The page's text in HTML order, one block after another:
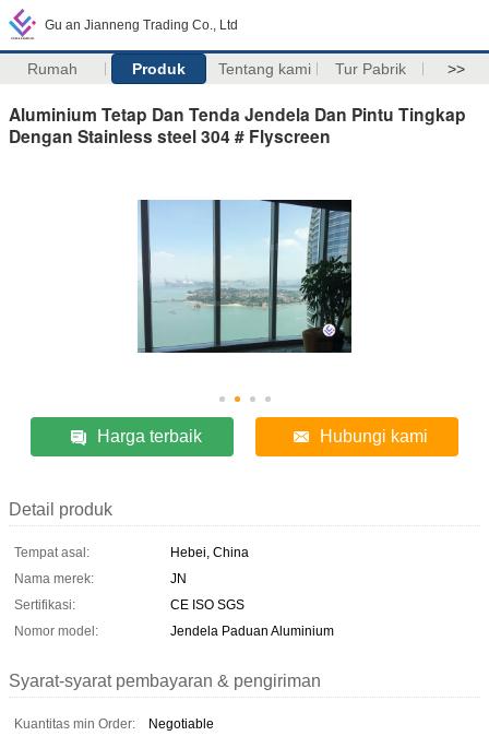
Gu an Jianneng Trading Co., Ltd
Rumah Produk Tentang kami Tur Pabrik >>
Aluminium Tetap Dan Tenda Jendela Dan Pintu Tingkap
Dengan Stainless steel 304 # Flyscreen
Harga terbaik Hubungi kami
Detail produk
Tempat asal:
Hebei, China
Nama merek:
JN
Sertifikasi:
CE ISO SGS
Nomor model:
Jendela Paduan Aluminium
Syarat-syarat pembayaran & pengiriman
Kuantitas min Order:
Negotiable